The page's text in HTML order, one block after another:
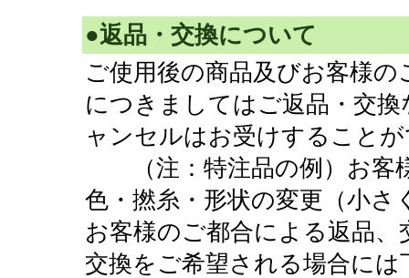
●返品・交換について
ご使用後の商品及びお客様の
につきましてはご返品・交
ャンセルはお受けすること
（注：特注品の例）お客
色・撚糸・形状の変更（小
お客様のご都合による返品
交換をご希望される場合に